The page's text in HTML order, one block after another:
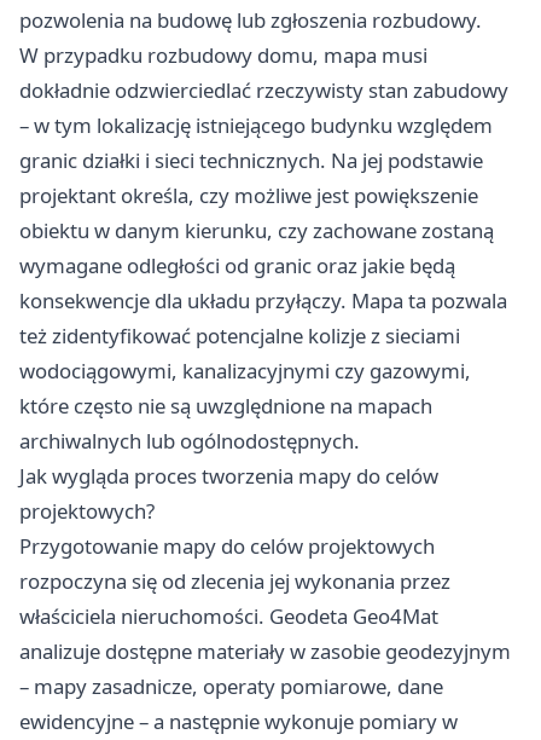
pozwolenia na budowę lub zgłoszenia rozbudowy.
W przypadku rozbudowy domu, mapa musi
dokładnie odzwierciedlać rzeczywisty stan zabudowy
– w tym lokalizację istniejącego budynku względem
granic działki i sieci technicznych. Na jej podstawie
projektant określa, czy możliwe jest powiększenie
obiektu w danym kierunku, czy zachowane zostaną
wymagane odległości od granic oraz jakie będą
konsekwencje dla układu przyłączy. Mapa ta pozwala
też zidentyfikować potencjalne kolizje z sieciami
wodociągowymi, kanalizacyjnymi czy gazowymi,
które często nie są uwzględnione na mapach
archiwalnych lub ogólnodostępnych.
Jak wygląda proces tworzenia mapy do celów
projektowych?
Przygotowanie mapy do celów projektowych
rozpoczyna się od zlecenia jej wykonania przez
właściciela nieruchomości. Geodeta Geo4Mat
analizuje dostępne materiały w zasobie geodezyjnym
– mapy zasadnicze, operaty pomiarowe, dane
ewidencyjne – a następnie wykonuje pomiary w